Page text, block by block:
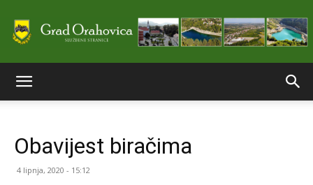
stranice
Obavijest biračima
4 lipnja, 2020 - 15:12